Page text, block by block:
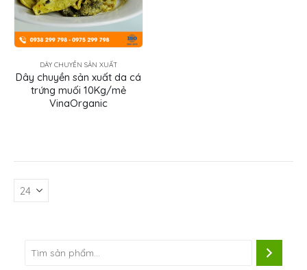
DÂY CHUYỀN SẢN XUẤT
Dây chuyền sản xuất da cá
trứng muối 10Kg/mẻ
VinaOrganic